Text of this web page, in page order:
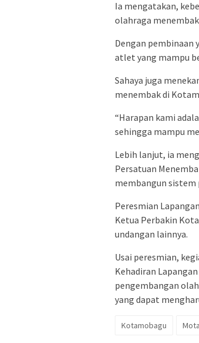
Ia mengatakan,
olahraga
Dengan pembinaan
atlet yang mampu
Sahaya juga
menembak di
“Harapan kami
sehingga mampu
Lebih lanjut, ia
Persatuan
membangun sistem
Peresmian
Ketua Perbakin
undangan lainnya.
Usai peresmian,
Kehadiran
pengembangan
yang dapat
Kotamobagu